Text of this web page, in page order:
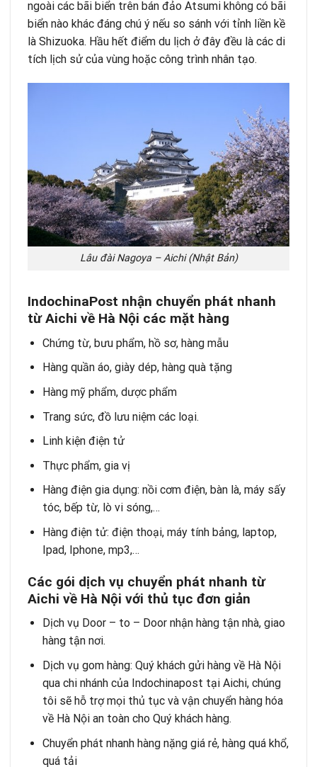
ngoài các bãi biển trên bán đảo Atsumi không có bãi
biển nào khác đáng chú ý nếu so sánh với tỉnh liền kề
là Shizuoka. Hầu hết điểm du lịch ở đây đều là các di
tích lịch sử của vùng hoặc công trình nhân tạo.
Lâu đài Nagoya – Aichi (Nhật Bản)
IndochinaPost nhận chuyển phát nhanh
từ Aichi về Hà Nội các mặt hàng
Chứng từ, bưu phẩm, hồ sơ, hàng mẫu
Hàng quần áo, giày dép, hàng quà tặng
Hàng mỹ phẩm, dược phẩm
Trang sức, đồ lưu niệm các loại.
Linh kiện điện tử
Thực phẩm, gia vị
Hàng điện gia dụng: nồi cơm điện, bàn là, máy sấy
tóc, bếp từ, lò vi sóng,…
Hàng điện tử: điện thoại, máy tính bảng, laptop,
Ipad, Iphone, mp3,…
Các gói dịch vụ chuyển phát nhanh từ
Aichi về Hà Nội với thủ tục đơn giản
Dịch vụ Door – to – Door nhận hàng tận nhà, giao
hàng tận nơi.
Dịch vụ gom hàng: Quý khách gửi hàng về Hà Nội
qua chi nhánh của Indochinapost tại Aichi, chúng
tôi sẽ hỗ trợ mọi thủ tục và vận chuyển hàng hóa
về Hà Nội an toàn cho Quý khách hàng.
Chuyển phát nhanh hàng nặng giá rẻ, hàng quá khổ,
quá tải